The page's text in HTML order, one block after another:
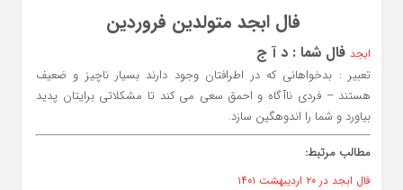
فال ابجد متولدین فروردین
ابجدفال شما : د آ ج
تعبیر : بدخواهانی که در اطرافتان وجود دارند بسیار ناچیز و ضعیف
هستند – فردی ناآگاه و احمق سعی می کند تا مشکلاتی برایتان پدید
بیاورد و شما را اندوهگین سازد.
مطالب مرتبط:
فال ابجد در ۲۰ اردیبهشت ۱۴۰۱